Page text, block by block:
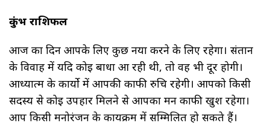
कुंभ राशिफल
आज का दिन आपके लिए कुछ नया करने के लिए रहेगा। संतान
के विवाह में यदि कोई बाधा आ रही थी, तो वह भी दूर होगी।
आध्यात्म के कार्यो में आपकी काफी रुचि रहेगी। आपको किसी
सदस्य से कोई उपहार मिलने से आपका मन काफी खुश रहेगा।
आप किसी मनोरंजन के कार्यक्रम में सम्मिलित हो सकते हैं।